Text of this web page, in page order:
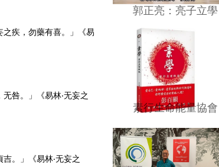
之疾，勿藥有喜。」《易
咎。」《易林‧无妄之
。」《易林‧无妄之
郭正亮：亮子立學
素行生命能量協會